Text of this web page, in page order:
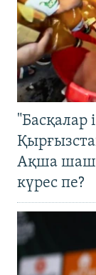
"Басқалар
Ақша
күрес пе?